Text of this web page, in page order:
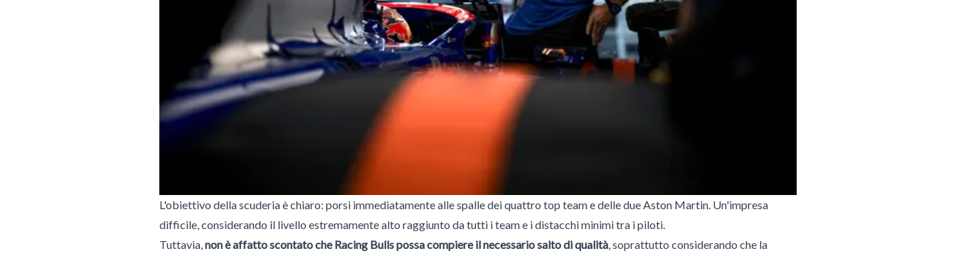
L'obiettivo della scuderia è chiaro: porsi immediatamente alle spalle dei quattro top team e delle due Aston Martin. Un'impresa
difficile, considerando il livello estremamente alto raggiunto da tutti i team e i distacchi minimi tra i piloti.
Tuttavia, non è affatto scontato che Racing Bulls possa compiere il necessario salto di qualità , soprattutto considerando che la